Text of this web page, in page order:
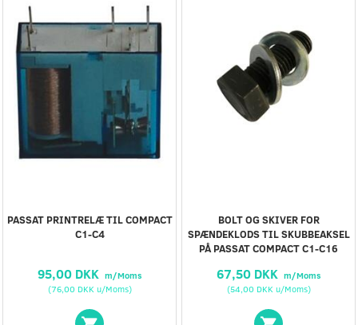
PASSAT PRINTRELÆ TIL COMPACT
C1-C4
95,00 DKK m/Moms
(76,00 DKKu/Moms)
BOLT OG SKIVER FOR
SPÆNDEKLODS TIL SKUBBEAKSEL
PÅ PASSAT COMPACT C1-C16
67,50 DKK m/Moms
(54,00 DKKu/Moms)